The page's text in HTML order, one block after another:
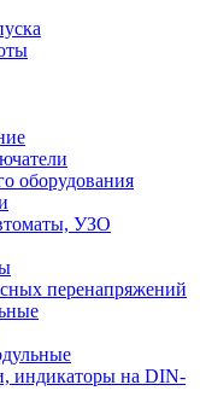
оборудования
УЗО
перенапряжений
индикаторы на DIN-